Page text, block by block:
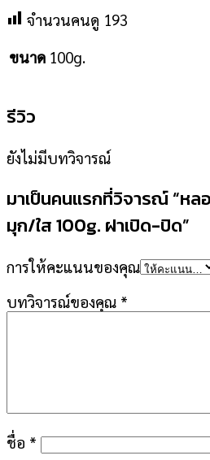
จำนวนคนดู 193
ขนาด 100g.
รีวิว
ยังไม่มีบทวิจารณ์
มาเป็นคนแรกที่วิจารณ์ “ห
มุก/ใส 100g. ฝาเปิด-ปิด”
การให้คะแนนของคุณ
บทวิจารณ์ของคุณ *
ชื่อ *